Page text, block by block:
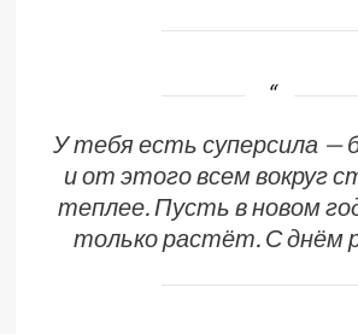
У тебя есть суперсила —
и от этого всем вокруг
теплее. Пусть в новом
только растёт. С днём